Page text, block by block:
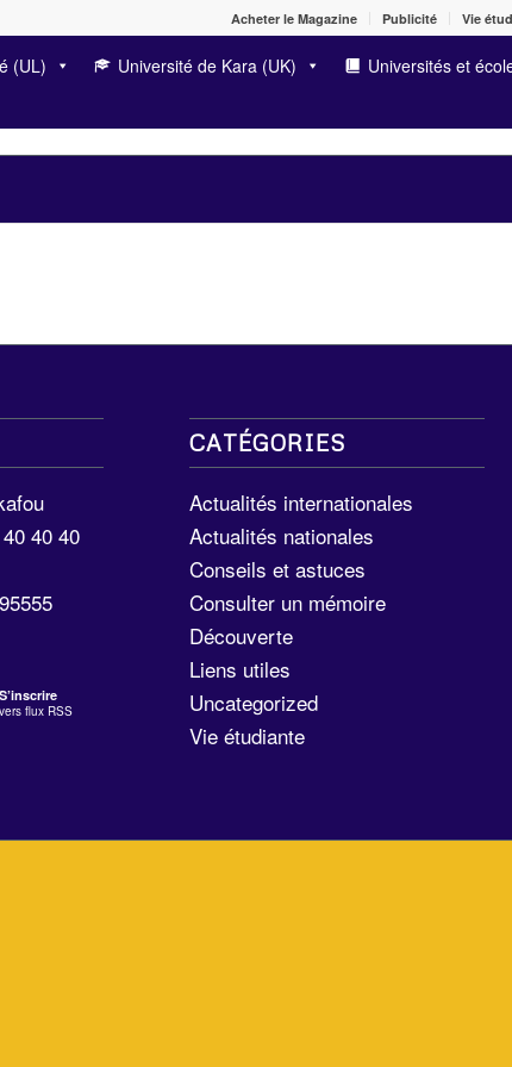
Acheter le Magazine Publicité Vie
(UL) Université de Kara (UK) Universités et
40 40
S’inscrire
vers flux RSS
CATÉGORIES
Actualités internationales
Actualités nationales
Conseils et astuces
Consulter un mémoire
Découverte
Liens utiles
Uncategorized
Vie étudiante